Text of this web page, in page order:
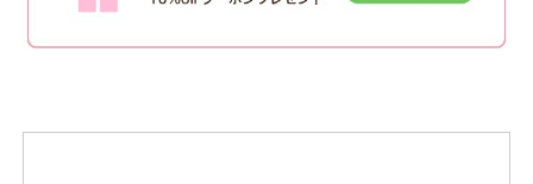
The LADY.について